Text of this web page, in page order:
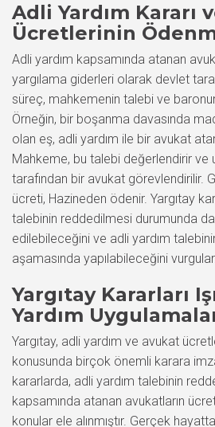
Adli Yardım Kararı
Ücretlerinin
Adli yardım kapsamında atanan
yargılama giderleri olarak devlet
süreç, mahkemenin talebi ve
Örneğin, bir boşanma davasında
olan eş, adli yardım ile bir avukat
Mahkeme, bu talebi değerlendirir ve
tarafından bir avukat görevlendirilir.
ücreti, Hazineden ödenir. Yargıtay
talebinin reddedilmesi durumunda
edilebileceğini ve adli yardım
aşamasında yapılabileceğini
Yargıtay Kararları
Yardım
Yargıtay, adli yardım ve avukat
konusunda birçok önemli karara
kararlarda, adli yardım talebinin
kapsamında atanan avukatların
konular ele alınmıştır. Gerçek